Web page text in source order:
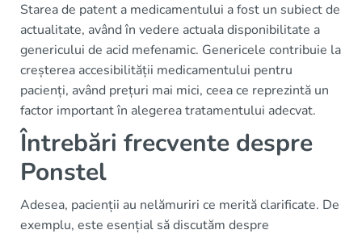
Starea de patent a medicamentului a fost un subiect de
actualitate, având în vedere actuala disponibilitate a
genericului de acid mefenamic. Genericele contribuie la
creșterea accesibilității medicamentului pentru
pacienți, având prețuri mai mici, ceea ce reprezintă un
factor important în alegerea tratamentului adecvat.
Întrebări frecvente despre
Ponstel
Adesea, pacienții au nelămuriri ce merită clarificate. De
exemplu, este esențial să discutăm despre